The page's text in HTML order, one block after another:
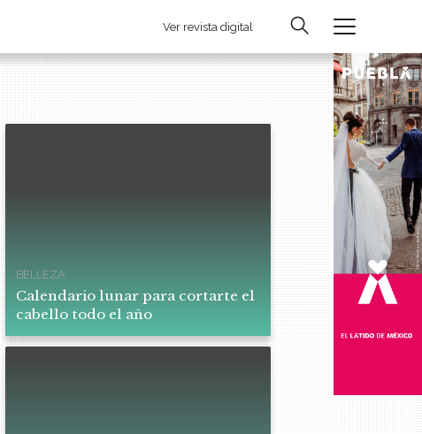
Ver revista digital
BELLEZA
Calendario lunar para cortarte el
cabello todo el año